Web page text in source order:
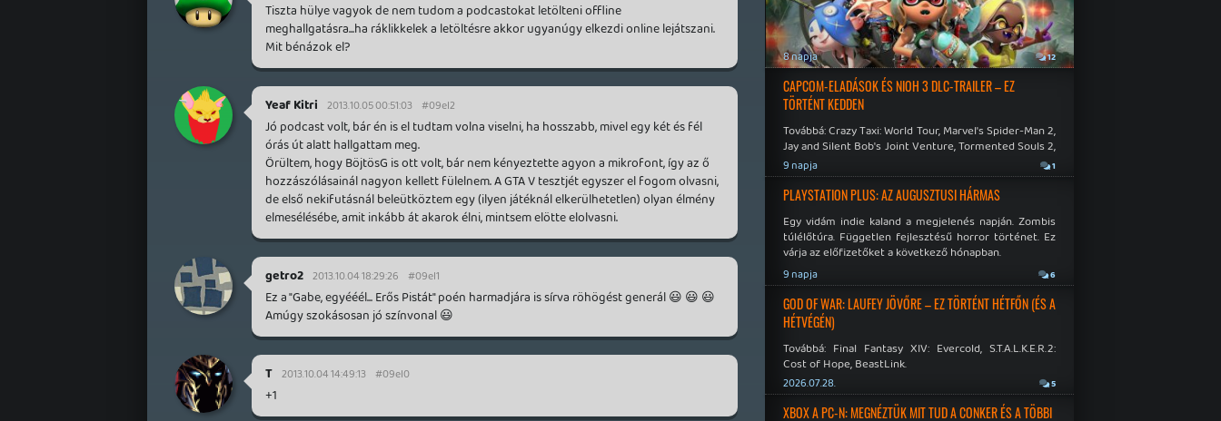
Tiszta hülye vagyok de nem tudom a podcastokat letölteni offline
meghallgatásra...ha ráklikkelek a letöltésre akkor ugyanúgy elkezdi online lejátszani.
Mit bénázok el?
Yeaf Kitri 2013.10.05 00:51:03 #09el2
Jó podcast volt, bár én is el tudtam volna viselni, ha hosszabb, mivel egy két és fél
órás út alatt hallgattam meg.
Örültem, hogy BöjtösG is ott volt, bár nem kényeztette agyon a mikrofont, így az ő
hozzászólásainál nagyon kellett fülelnem. A GTA V tesztjét egyszer el fogom olvasni,
de első nekifutásnál beleütköztem egy (ilyen játéknál elkerülhetetlen) olyan élmény
elmesélésébe, amit inkább át akarok élni, mintsem elötte elolvasni.
getro2 2013.10.04 18:29:26 #09el1
Ez a "Gabe, egyééél... Erős Pistát" poén harmadjára is sírva röhögést generál 😃 😃 😃
Amúgy szokásosan jó színvonal 😃
T 2013.10.04 14:49:13 #09el0
+1
8 napja 12
CAPCOM-ELADÁSOK ÉS NIOH 3 DLC-TRAILER – EZ
TÖRTÉNT KEDDEN
Továbbá: Crazy Taxi: World Tour, Marvel's Spider-Man 2,
Jay and Silent Bob's Joint Venture, Tormented Souls 2,
No More Room in Hell, Slain 2: The Beast Within.
9 napja 1
PLAYSTATION PLUS: AZ AUGUSZTUSI HÁRMAS
Egy vidám indie kaland a megjelenés napján. Zombis
túlélőtúra. Független fejlesztésű horror történet. Ez
várja az előfizetőket a következő hónapban.
9 napja 6
GOD OF WAR: LAUFEY JÖVŐRE – EZ TÖRTÉNT HÉTFŐN (ÉS A
HÉTVÉGÉN)
Továbbá: Final Fantasy XIV: Evercold, S.T.A.L.K.E.R.2:
Cost of Hope, BeastLink.
2026.07.28. 5
XBOX A PC-N: MEGNÉZTÜK MIT TUD A CONKER ÉS A TÖBBI